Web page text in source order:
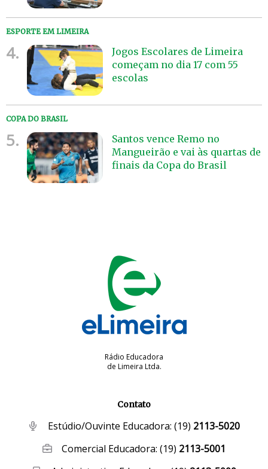
ESPORTE EM LIMEIRA
4.
Jogos Escolares de Limeira
começam no dia 17 com 55
escolas
COPA DO BRASIL
5.
Santos vence Remo no
Mangueirão e vai às quartas de
finais da Copa do Brasil
Rádio Educadora
de Limeira Ltda.
Contato
Estúdio/Ouvinte Educadora: (19) 2113-5020
Comercial Educadora:(19) 2113-5001